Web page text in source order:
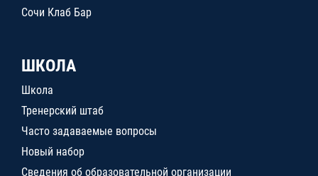
Сочи Клаб Бар
ШКОЛА
Школа
Тренерский штаб
Часто задаваемые вопросы
Новый набор
Сведения об образовательной организации